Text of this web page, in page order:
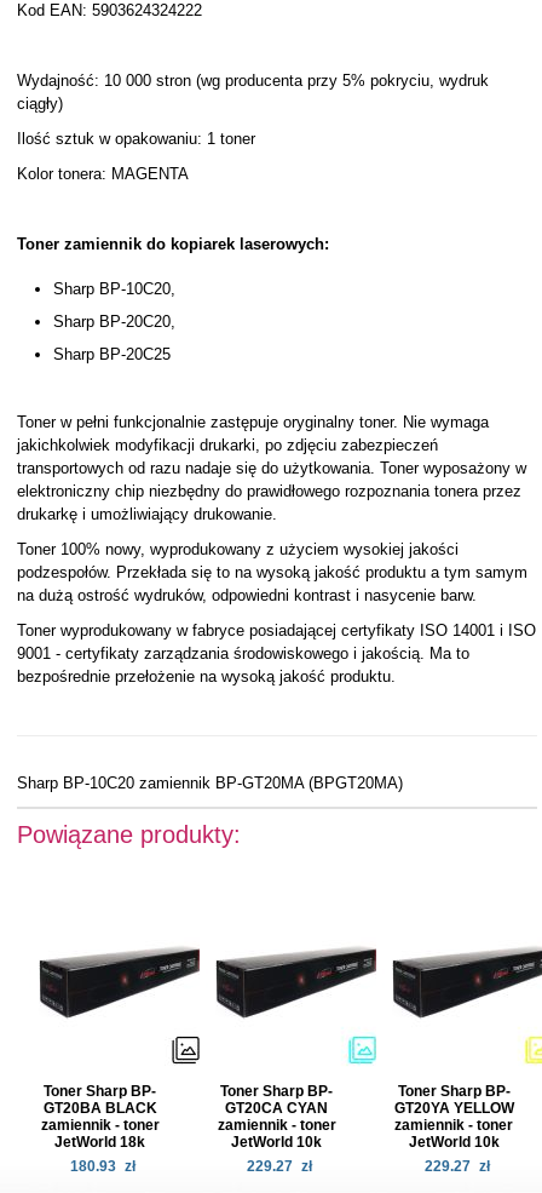
Kod EAN: 5903624324222
Wydajność: 10 000 stron (wg producenta przy 5% pokryciu, wydruk
ciągły)
Ilość sztuk w opakowaniu: 1 toner
Kolor tonera: MAGENTA
Toner zamiennik do kopiarek laserowych:
Sharp BP-10C20,
Sharp BP-20C20,
Sharp BP-20C25
Toner w pełni funkcjonalnie zastępuje oryginalny toner. Nie wymaga
jakichkolwiek modyfikacji drukarki, po zdjęciu zabezpieczeń
transportowych od razu nadaje się do użytkowania. Toner wyposażony w
elektroniczny chip niezbędny do prawidłowego rozpoznania tonera przez
drukarkę i umożliwiający drukowanie.
Toner 100% nowy, wyprodukowany z użyciem wysokiej jakości
podzespołów. Przekłada się to na wysoką jakość produktu a tym samym
na dużą ostrość wydruków, odpowiedni kontrast i nasycenie barw.
Toner wyprodukowany w fabryce posiadającej certyfikaty ISO 14001 i ISO
9001 - certyfikaty zarządzania środowiskowego i jakością. Ma to
bezpośrednie przełożenie na wysoką jakość produktu.
Sharp BP-10C20 zamiennik BP-GT20MA (BPGT20MA)
Powiązane produkty:
Toner Sharp BP-
GT20BA BLACK
zamiennik - toner
JetWorld 18k
180.93 zł
Toner Sharp BP-
GT20CA CYAN
zamiennik - toner
JetWorld 10k
229.27 zł
Toner Sharp BP-
GT20YA YELLOW
zamiennik - toner
JetWorld 10k
229.27 zł